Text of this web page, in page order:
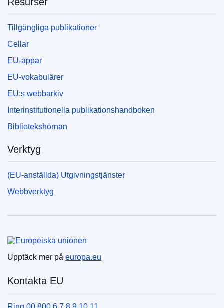
Tillgängliga publikationer
Cellar
EU-appar
EU-vokabulärer
EU:s webbarkiv
Interinstitutionella publikationshandboken
Bibliotekshörnan
Verktyg
(EU-anställda) Utgivningstjänster
Webbverktyg
Upptäck mer på europa.eu
Kontakta EU